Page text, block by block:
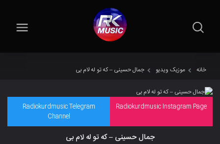
خانه موزیک ویدیو جمال حسینی – که تو له لام بی
Radiokurdmusic Instagram Page
Radiokurdmusic Telegram
Channel
جمال حسینی – که تو له لام بی